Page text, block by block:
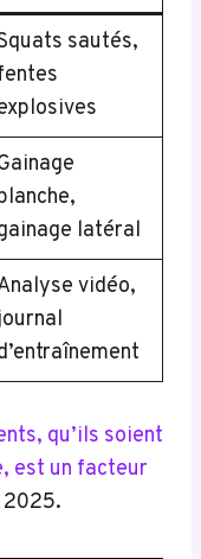
sautés,
latéral
vidéo,
qu’ils soient
est un facteur